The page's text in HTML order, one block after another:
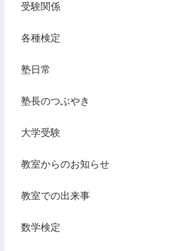
受験関係
各種検定
塾日常
塾長のつぶやき
大学受験
教室からのお知らせ
教室での出来事
数学検定